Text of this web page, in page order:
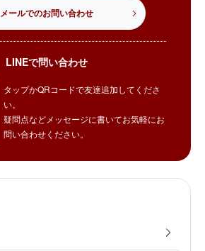
メールでのお問い合わせ
LINEで問い合わせ
タップかQRコードで友達追加してくださ
い。
疑問点などメッセージに書いてお気軽にお
問い合わせください。